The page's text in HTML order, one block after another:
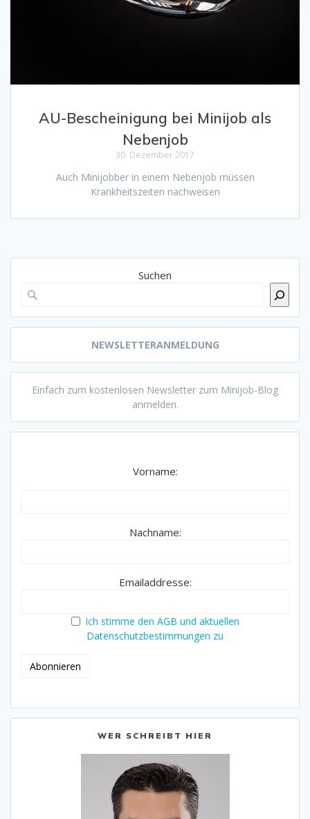
AU-Bescheinigung bei Minijob als
Nebenjob
30. Dezember 2017
Auch Minijobber in einem Nebenjob müssen
Krankheitszeiten nachweisen
Suchen
NEWSLETTERANMELDUNG
Einfach zum kostenlosen Newsletter zum Minijob-Blog
anmelden.
Vorname:
Nachname:
Emailaddresse:
Ich stimme den AGB und aktuellen
Datenschutzbestimmungen zu
WER SCHREIBT HIER